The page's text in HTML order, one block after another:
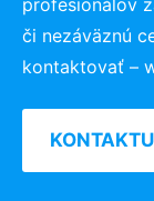
či nezáväznú
kontaktovať –